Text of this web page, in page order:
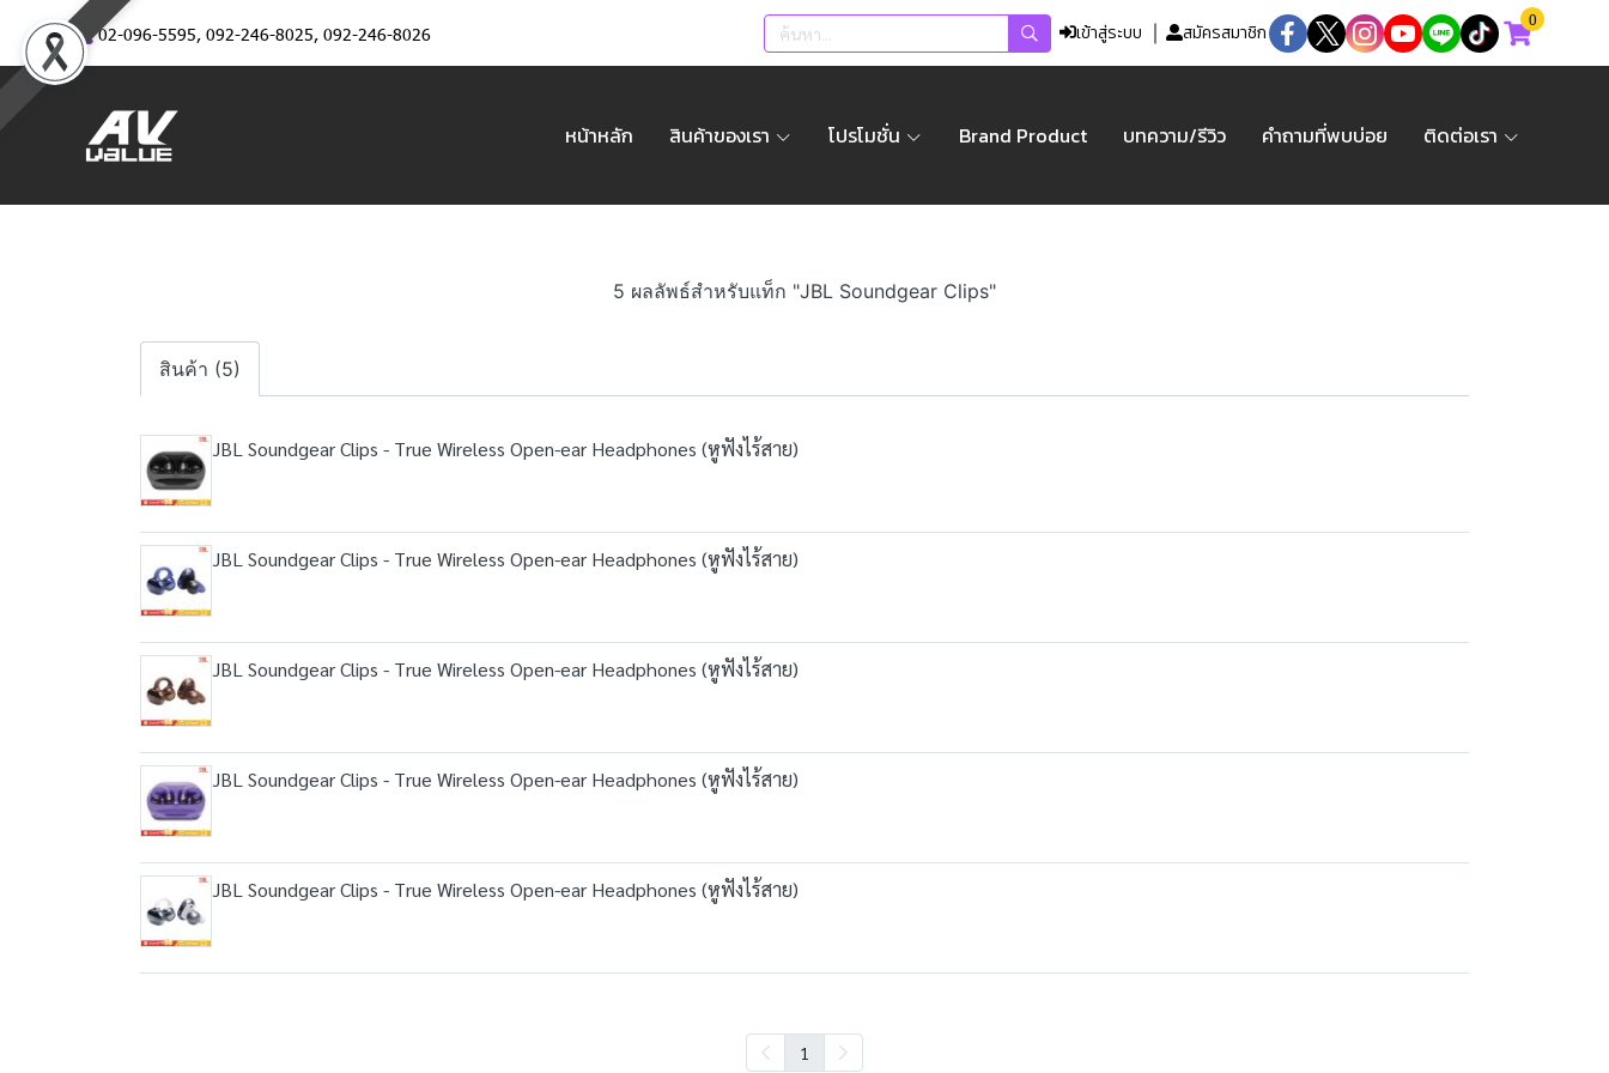
02-096-5595, 092-246-8025, 092-246-8026 เข้าสู่ระบบ สมัครสมาชิก
0
หน้าหลัก สินค้าของเรา โปรโมชั่น Brand Product บทความ/รีวิว คำถามที่พบบ่อย ติดต่อเรา
5 ผลลัพธ์สำหรับแท็ก "JBL Soundgear Clips"
สินค้า (5)
JBL Soundgear Clips - True Wireless Open-ear Headphones (หูฟังไร้สาย)
JBL Soundgear Clips - True Wireless Open-ear Headphones (หูฟังไร้สาย)
JBL Soundgear Clips - True Wireless Open-ear Headphones (หูฟังไร้สาย)
JBL Soundgear Clips - True Wireless Open-ear Headphones (หูฟังไร้สาย)
JBL Soundgear Clips - True Wireless Open-ear Headphones (หูฟังไร้สาย)
1